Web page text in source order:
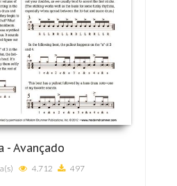
- Avançado
4.712 497